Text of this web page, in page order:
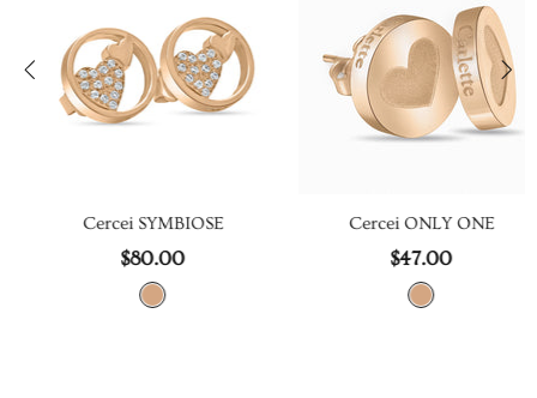
Cercei SYMBIOSE
$80.00
Cercei ONLY ONE
$47.00